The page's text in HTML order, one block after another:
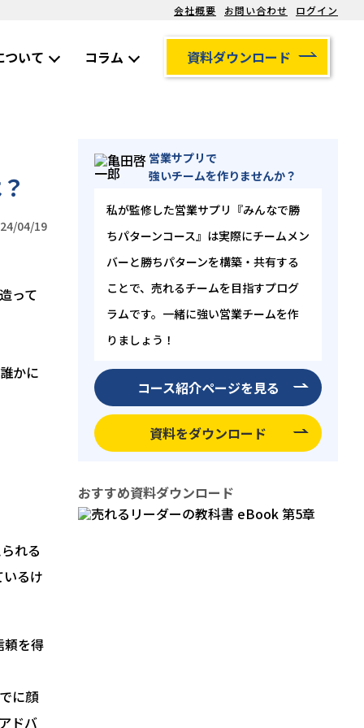
会社概要 お問い合わせ ログイン
ついて コラム 資料ダウンロード
04/19
って
かに
れる
るけ
頼を得
に顔
ドバ
営業サプリで
強いチームを作りませんか？
私が監修した営業サプリ『みんなで勝
ちパターンコース』は実際にチームメン
バーと勝ちパターンを構築・共有する
ことで、売れるチームを目指すプログ
ラムです。一緒に強い営業チームを作
りましょう！
コース紹介ページを見る
資料をダウンロード
おすすめ資料ダウンロード